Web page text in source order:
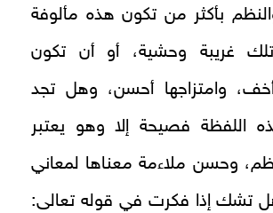
بأكثر من تكون هذه مألوفة
غريبة وحشية، أو أن تكون
وامتزاجها أحسن، وهل تجد
اللفظة فصيحة إلا وهو يعتبر
وحسن ملاءمة معناها لمعاني
تشك إذا فكرت في قوله تعالى: